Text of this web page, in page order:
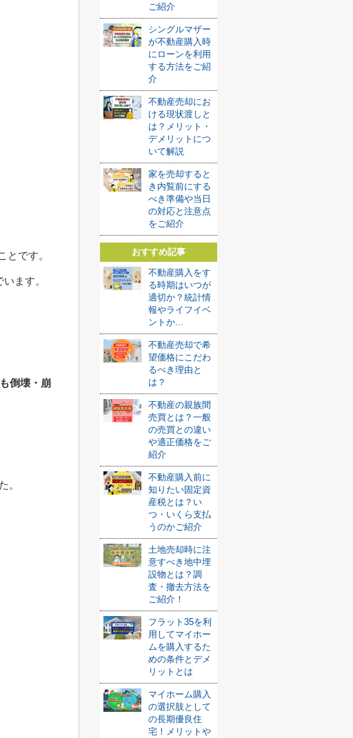
です。
ます。
倒壊・崩
。
ご紹介
シングルマザー
が不動産購入時
にローンを利用
する方法をご紹
介
不動産売却にお
ける現状渡しと
は？メリット・
デメリットにつ
いて解説
家を売却すると
き内覧前にする
べき準備や当日
の対応と注意点
をご紹介
おすすめ記事
不動産購入をす
る時期はいつが
適切か？統計情
報やライフイベ
ントか...
不動産売却で希
望価格にこだわ
るべき理由と
は？
不動産の親族間
売買とは？一般
の売買との違い
や適正価格をご
紹介
不動産購入前に
知りたい固定資
産税とは？い
つ・いくら支払
うのかご紹介
土地売却時に注
意すべき地中埋
設物とは？調
査・撤去方法を
ご紹介！
フラット35を利
用してマイホー
ムを購入するた
めの条件とデメ
リットとは
マイホーム購入
の選択肢として
の長期優良住
宅！メリットや